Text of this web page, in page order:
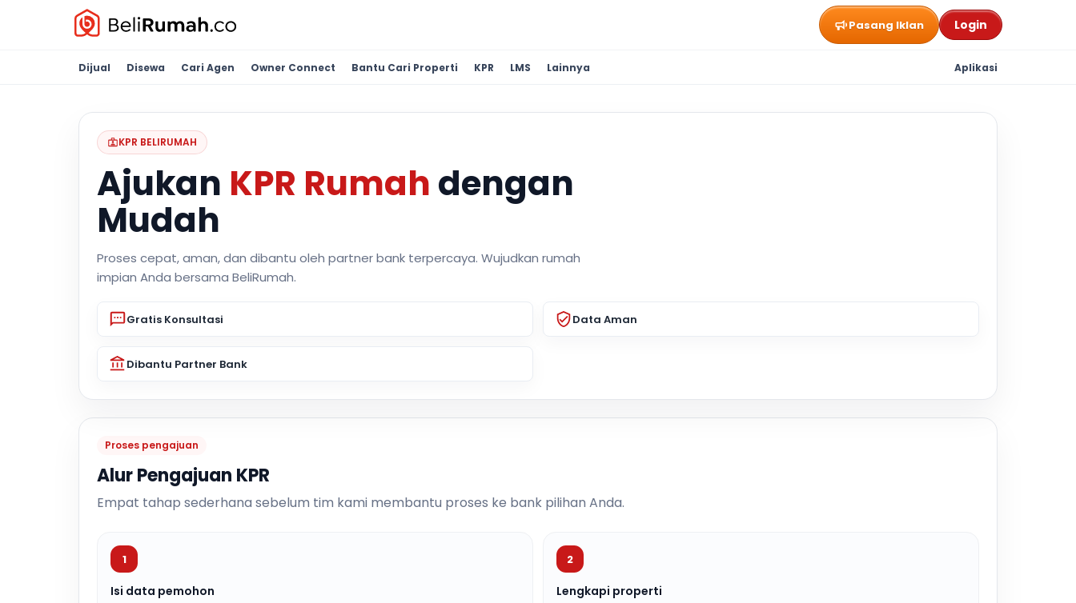
Pasang Iklan Login
Dijual Disewa Cari Agen Owner Connect Bantu Cari Properti KPR LMS Lainnya Aplikasi
KPR BELIRUMAH
Ajukan KPR Rumah dengan
Mudah
Proses cepat, aman, dan dibantu oleh partner bank terpercaya. Wujudkan rumah
impian Anda bersama BeliRumah.
Gratis Konsultasi Data Aman
Dibantu Partner Bank
Proses pengajuan
Alur Pengajuan KPR
Empat tahap sederhana sebelum tim kami membantu proses ke bank pilihan Anda.
1
Isi data pemohon
2
Lengkapi properti